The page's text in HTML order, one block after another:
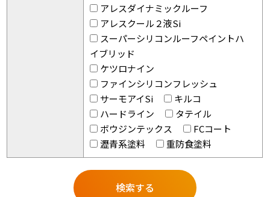
アレスダイナミックルーフ
アレスクール２液Si
スーパーシリコンルーフペイントハ
イブリッド
ケツロナイン
ファインシリコンフレッシュ
サーモアイSi
キルコ
ハードライン
タテイル
ボウジンテックス
FCコート
瀝青系塗料
重防食塗料